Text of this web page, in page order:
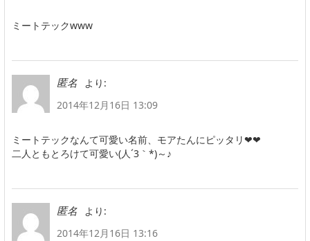
ミートテックwww
匿名
より:
2014年12月16日 13:09
ミートテックなんて可愛い名前、モアたんにピッタリ❤❤
二人ともとろけて可愛い(人´3｀*)～♪
匿名
より:
2014年12月16日 13:16